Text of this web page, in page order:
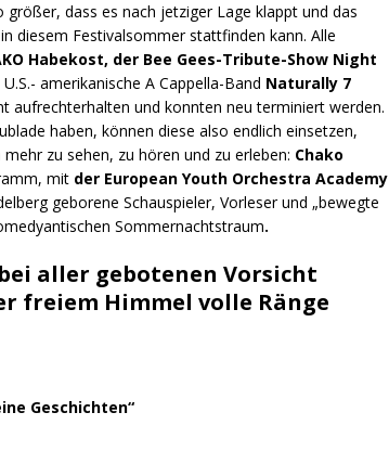
dass es nach jetziger Lage klappt und das
diesem Festivalsommer stattfinden kann. Alle
Habekost, der Bee Gees-Tribute-Show Night
amerikanische A Cappella-Band Naturally 7
aufrechterhalten und konnten neu terminiert werden.
haben, können diese also endlich einsetzen,
zu sehen, zu hören und zu erleben: Chako
mit der European Youth Orchestra Academy
geborene Schauspieler, Vorleser und „bewegte
Sommernachtstraum.
aller gebotenen Vorsicht
freiem Himmel volle Ränge
Geschichten“